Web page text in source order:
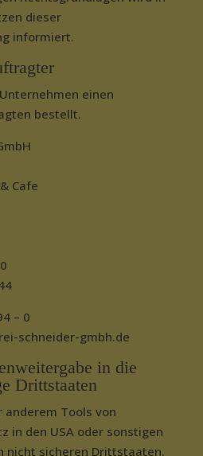
dieser
informiert.
einen
bestellt.
Cafe
– 0
schneider-gmbh.de
in die
Drittstaaten
Tools von
in den USA oder sonstigen
nicht sicheren Drittstaaten.